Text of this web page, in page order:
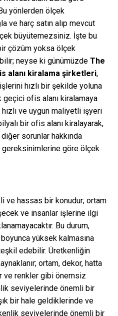
yönlerden ölçek
ve harç satın alıp mevcut
büyütemezsiniz. İşte bu
çözüm yoksa ölçek
neyse ki günümüzde The
alanı kiralama şirketleri,
hızlı bir şekilde yoluna
geçici ofis alanı kiralamaya
ve uygun maliyetli işyeri
bir ofis alanı kiralayarak,
sorunlar hakkında
göre ölçek
ve hassas bir konudur; ortam
ve insanlar işlerine ilgi
Bu durum,
yüksek kalmasına
edebilir. Üretkenliğin
ortam, dekor, hatta
ve renkler gibi önemsiz
seviyelerinde önemli bir
bir hale geldiklerinde ve
seviyelerinde önemli bir